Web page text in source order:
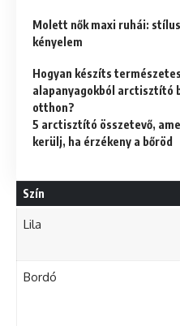
Molett nők maxi ruhái:
kényelem
Hogyan készíts természetes
alapanyagokból arctisztító
otthon?
5 arctisztító összetevő,
kerülj, ha érzékeny a bőröd
Szín
Lila
Bordó